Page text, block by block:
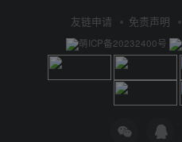
友链申请 免责声明
萌ICP备20232400号